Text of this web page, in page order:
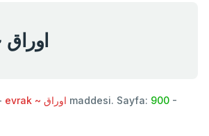
evrak ~ اوراق
evrak ~ اوراق maddesi. Sayfa: 900 -